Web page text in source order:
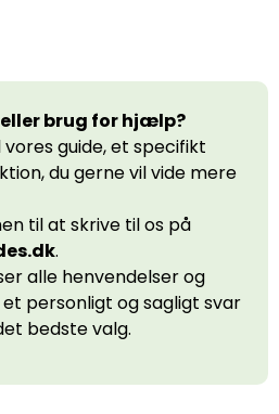
brug for hjælp?
guide, et specifikt
du gerne vil vide mere
til at skrive til os på
.
alle henvendelser og
personligt og sagligt svar
bedste valg.